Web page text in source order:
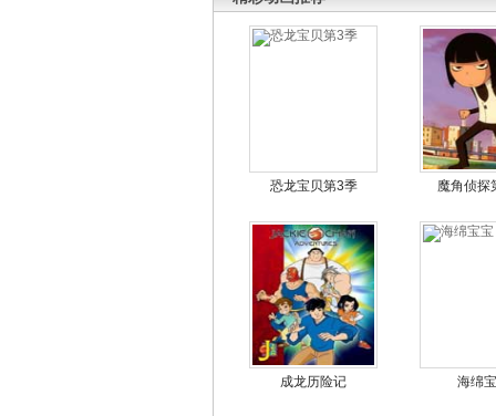
恐龙宝贝第3季 魔角侦探
成龙历险记 海绵